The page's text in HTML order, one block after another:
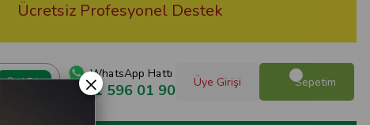
Ücretsiz Profesyonel Destek
WhatsApp Hattı
0551 596 01 90 Üye Girişi Sepetim
×